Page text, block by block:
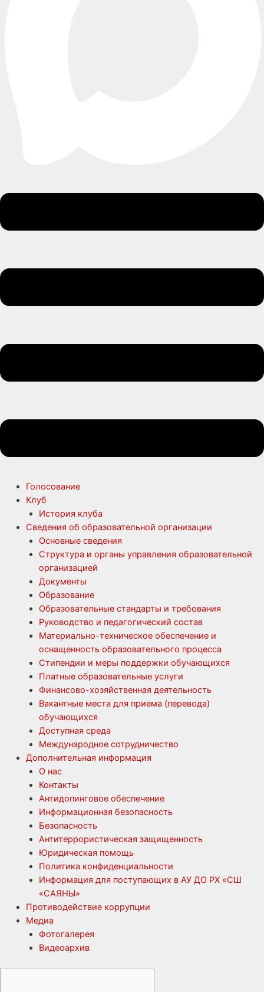
Голосование
Клуб
История клуба
Сведения об образовательной организации
Основные сведения
Структура и органы управления образовательной
организацией
Документы
Образование
Образовательные стандарты и требования
Руководство и педагогический состав
Материально-техническое обеспечение и
оснащенность образовательного процесса
Стипендии и меры поддержки обучающихся
Платные образовательные услуги
Финансово-хозяйственная деятельность
Вакантные места для приема (перевода)
обучающихся
Доступная среда
Международное сотрудничество
Дополнительная информация
О нас
Контакты
Антидопинговое обеспечение
Информационная безопасность
Безопасность
Антитеррористическая защищенность
Юридическая помощь
Политика конфиденциальности
Информация для поступающих в АУ ДО РХ «СШ
«САЯНЫ»
Противодействие коррупции
Медиа
Фотогалерея
Видеоархив